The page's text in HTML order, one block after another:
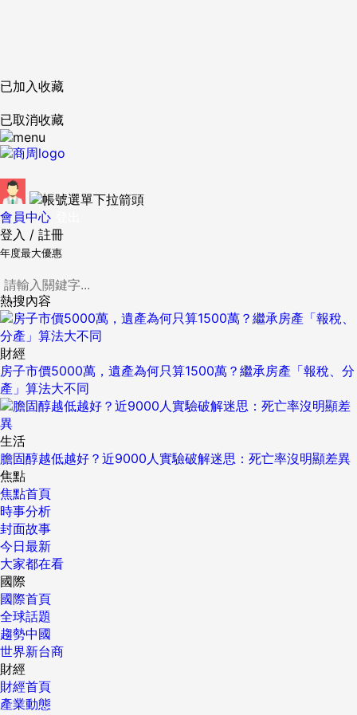
已加入收藏
已取消收藏
會員中心
登入 / 註冊
年度最大優惠
熱搜內容
財經
房子市價5000萬，遺產為何只算1500萬？繼承房產「報稅、分
產」算法大不同
生活
膽固醇越低越好？近9000人實驗破解迷思：死亡率沒明顯差異
焦點
焦點首頁
時事分析
封面故事
今日最新
大家都在看
國際
國際首頁
全球話題
趨勢中國
世界新台商
財經
財經首頁
產業動態